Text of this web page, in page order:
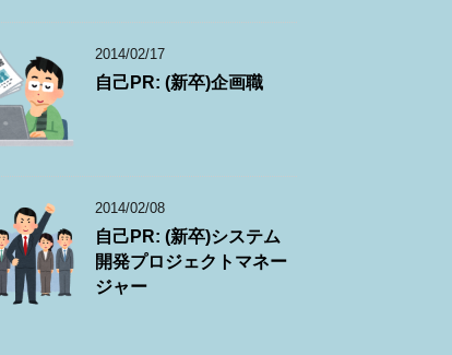
2014/02/17
自己PR: (新卒)企画職
2014/02/08
自己PR: (新卒)システム
開発プロジェクトマネー
ジャー